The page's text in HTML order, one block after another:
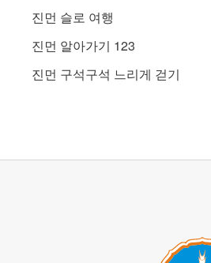
진먼 슬로 여행
진먼 알아가기 123
진먼 구석구석 느리게 걷기